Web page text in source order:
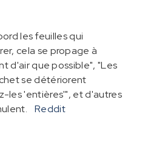
les feuilles qui
cela se propage à
d'air que possible", "Les
se détériorent
les 'entières'", et d'autres
Reddit